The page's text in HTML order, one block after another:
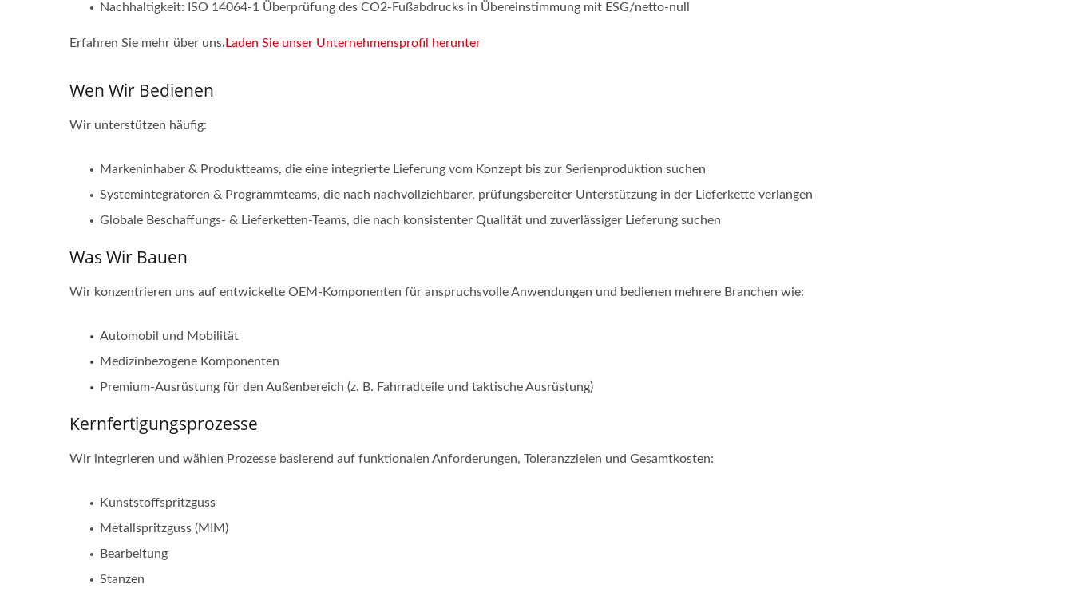
Nachhaltigkeit: ISO 14064-1 Überprüfung des CO2-Fußabdrucks in Übereinstimmung mit ESG/netto-null
Erfahren Sie mehr über uns. Laden Sie unser Unternehmensprofil herunter
Wen Wir Bedienen
Wir unterstützen häufig:
Markeninhaber & Produktteams, die eine integrierte Lieferung vom Konzept bis zur Serienproduktion suchen
Systemintegratoren & Programmteams, die nach nachvollziehbarer, prüfungsbereiter Unterstützung in der Lieferkette verlangen
Globale Beschaffungs- & Lieferketten-Teams, die nach konsistenter Qualität und zuverlässiger Lieferung suchen
Was Wir Bauen
Wir konzentrieren uns auf entwickelte OEM-Komponenten für anspruchsvolle Anwendungen und bedienen mehrere Branchen wie:
Automobil und Mobilität
Medizinbezogene Komponenten
Premium-Ausrüstung für den Außenbereich (z. B. Fahrradteile und taktische Ausrüstung)
Kernfertigungsprozesse
Wir integrieren und wählen Prozesse basierend auf funktionalen Anforderungen, Toleranzzielen und Gesamtkosten:
Kunststoffspritzguss
Metallspritzguss (MIM)
Bearbeitung
Stanzen